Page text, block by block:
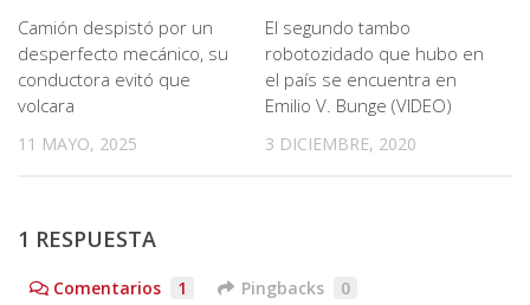
Camión despistó por un
desperfecto mecánico, su
conductora evitó que
volcara
11 MAYO, 2025
El segundo tambo
robotozidado que hubo en
el país se encuentra en
Emilio V. Bunge (VIDEO)
3 DICIEMBRE, 2020
1 RESPUESTA
Comentarios 1 Pingbacks 0